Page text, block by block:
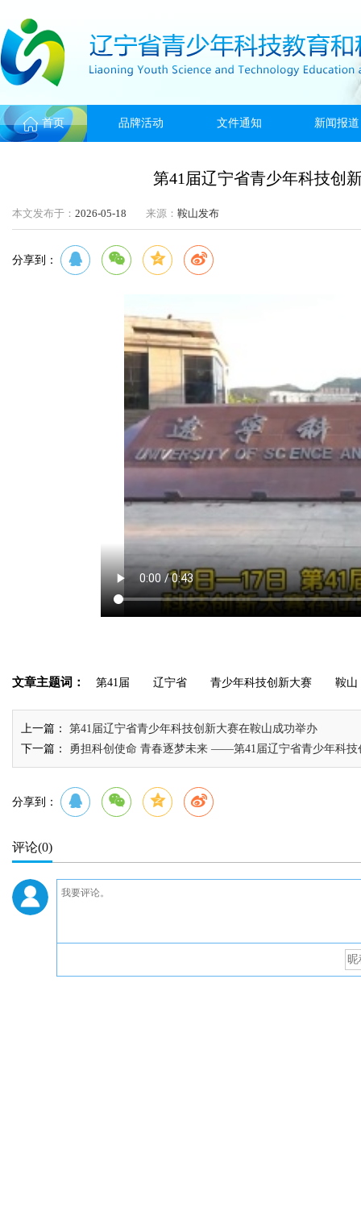
首页 品牌活动 文件通知 新闻报道
第41届辽宁省青少年科技创
本文发布于： 2026-05-18 来源： 鞍山发布
分享到：
文章主题词： 第41届 辽宁省 青少年科技创新大赛 鞍山
上一篇：
第41届辽宁省青少年科技创新大赛在鞍山成功举办
下一篇：
勇担科创使命 青春逐梦未来 ——第41届辽宁省青少年科技
分享到：
评论(0)